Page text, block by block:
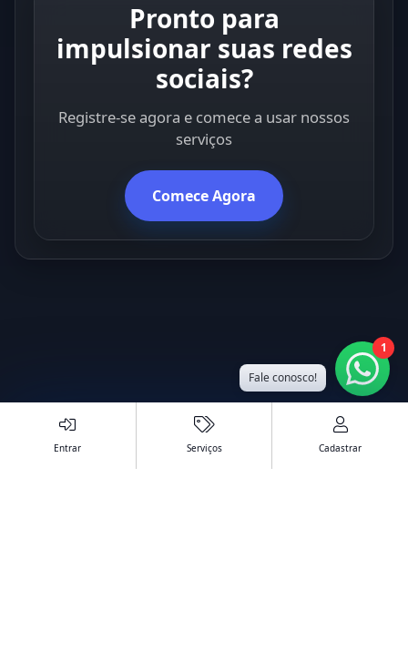
1
Fale conosco!
Entrar Serviços Cadastrar
Pronto para
impulsionar suas redes
sociais?
Registre-se agora e comece a usar nossos
serviços
Comece Agora